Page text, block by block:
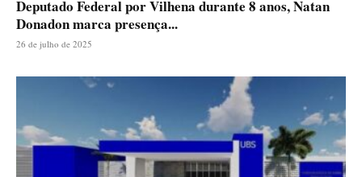
Deputado Federal por Vilhena durante 8 anos, Natan
Donadon marca presença...
26 de julho de 2025